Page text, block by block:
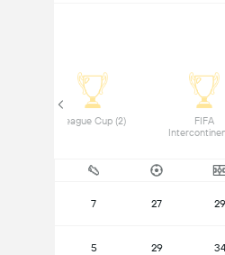
FIFA
League Cup (2)
29
27
7
34
29
5